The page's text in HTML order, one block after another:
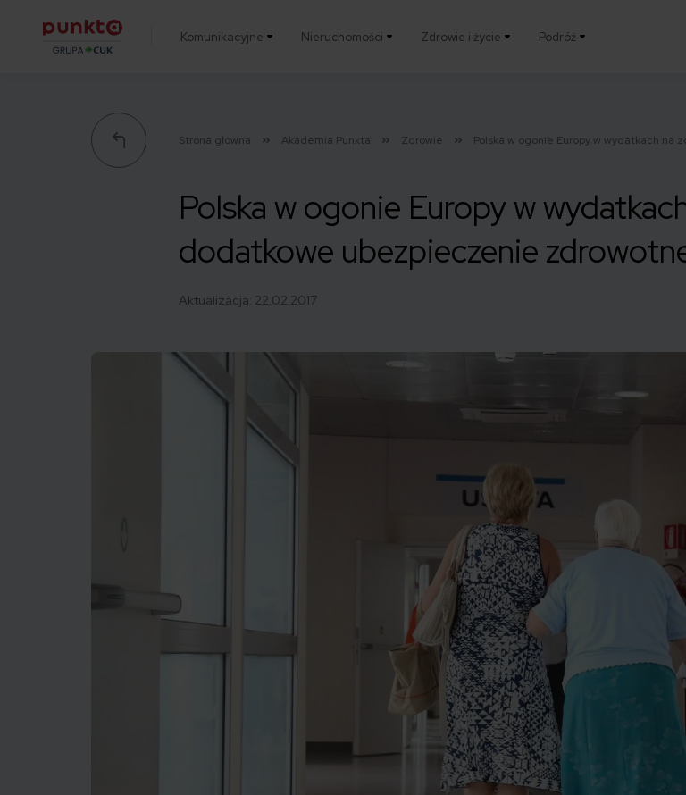
Komunikacyjne Nieruchomości Zdrowie i życie Podróż
Strona główna Akademia Punkta Zdrowie Polska w ogonie Europy w wydatkach
Polska w ogonie Europy w
dodatkowe ubezpieczenie
Aktualizacja: 22.02.2017